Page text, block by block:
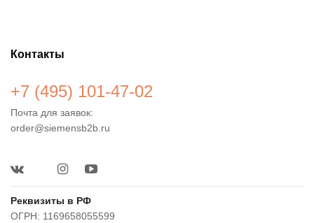
Контакты
+7 (495) 101-47-02
Почта для заявок:
order@siemensb2b.ru
Реквизиты в РФ
ОГРН: 1169658055599